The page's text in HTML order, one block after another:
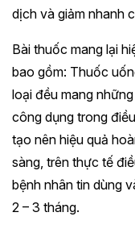
dịch và giảm nhanh
Bài thuốc mang lại
bao gồm: Thuốc
loại đều mang
công dụng trong
tạo nên hiệu quả
sàng, trên thực tế
bệnh nhân tin dùng
2 – 3 tháng.